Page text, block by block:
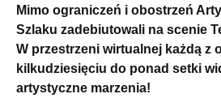
Mimo ograniczeń i obostrzeń
Szlaku zadebiutowali na scenie
W przestrzeni wirtualnej każdą z
kilkudziesięciu do ponad setki
artystyczne marzenia!